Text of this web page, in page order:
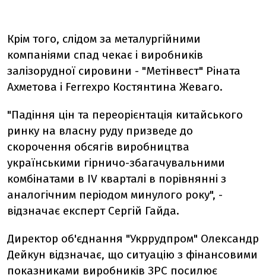
Крім того, слідом за металургійними
компаніями спад чекає і виробників
залізорудної сировини - "Метінвест" Ріната
Ахметова і Ferrexpo Костянтина Жеваго.
"Падіння цін та переорієнтація китайського
ринку на власну руду призведе до
скорочення обсягів виробництва
українськими гірничо-збагачувальними
комбінатами в IV кварталі в порівнянні з
аналогічним періодом минулого року", -
відзначає експерт Сергій Гайда.
Директор об'єднання "Укррудпром" Олександр
Дейкун відзначає, що ситуацію з фінансовими
показниками виробників ЗРС посилює